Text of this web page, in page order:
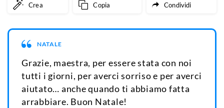
Crea Copia Condividi
NATALE
Grazie, maestra, per essere stata con noi
tutti i giorni, per averci sorriso e per averci
aiutato… anche quando ti abbiamo fatta
arrabbiare. Buon Natale!